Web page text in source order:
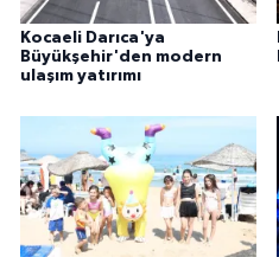
Kocaeli Darıca'ya
Büyükşehir'den modern
ulaşım yatırımı